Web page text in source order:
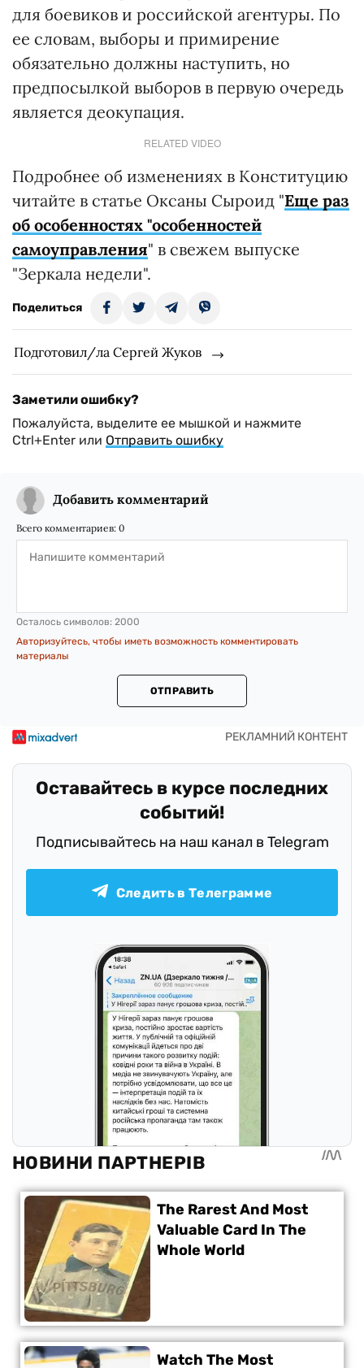
для боевиков и российской агентуры. По
ее словам, выборы и примирение
обязательно должны наступить, но
предпосылкой выборов в первую очередь
является деокупация.
RELATED VIDEO
Подробнее об изменениях в Конституцию
читайте в статье Оксаны Сыроид "Еще раз
об особенностях "особенностей
самоуправления" в свежем выпуске
"Зеркала недели".
Поделиться
Подготовил/ла Сергей Жуков
Заметили ошибку?
Пожалуйста, выделите ее мышкой и нажмите
Ctrl+Enter или Отправить ошибку
Добавить комментарий
Всего комментариев: 0
Осталось символов: 2000
Авторизуйтесь, чтобы иметь возможность комментировать
материалы
ОТПРАВИТЬ
Оставайтесь в курсе последних
событий!
Подписывайтесь на наш канал в Telegram
Следить в Телеграмме